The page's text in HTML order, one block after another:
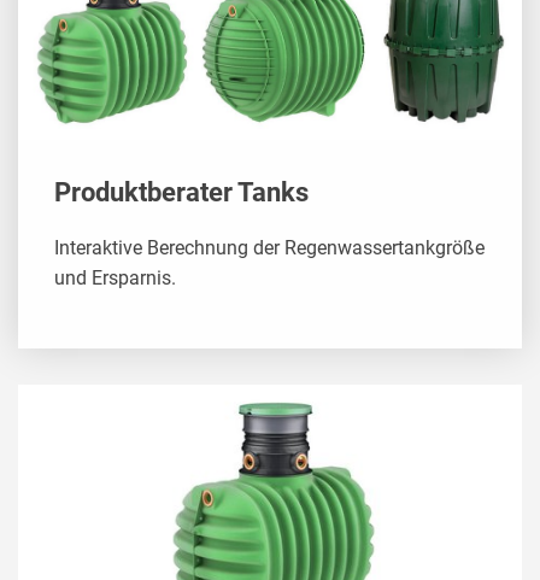
Produktberater Tanks
Interaktive Berechnung der Regenwassertankgröße
und Ersparnis.